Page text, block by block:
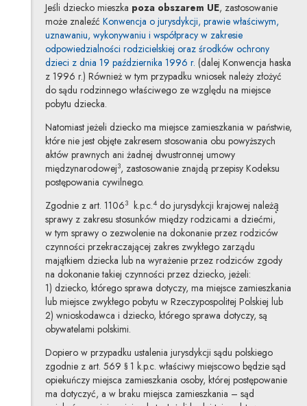
Jeśli dziecko mieszka poza obszarem UE, zastosowanie
może znaleźć Konwencja o jurysdykcji, prawie właściwym,
uznawaniu, wykonywaniu i współpracy w zakresie
odpowiedzialności rodzicielskiej oraz środków ochrony
dzieci z dnia 19 października 1996 r.Uwaga, link zostanie
(dalej Konwencja haska
z 1996 r.) Również w tym przypadku wniosek należy złożyć
do sądu rodzinnego właściwego ze względu na miejsce
pobytu dziecka.
Natomiast jeżeli dziecko ma miejsce zamieszkania w państwie,
które nie jest objęte zakresem stosowania obu powyższych
aktów prawnych ani żadnej dwustronnej umowy
międzynarodowej3, zastosowanie znajdą przepisy Kodeksu
postępowania cywilnego.
Zgodnie z art. 11063k.p.c.4do jurysdykcji krajowej należą̨
sprawy z zakresu stosunków między rodzicami a dziećmi,
w tym sprawy o zezwolenie na dokonanie przez rodziców
czynności przekraczającej zakres zwykłego zarządu
majątkiem dziecka lub na wyrażenie przez rodziców zgody
na dokonanie takiej czynności przez dziecko, jeżeli:
1) dziecko, którego sprawa dotyczy, ma miejsce zamieszkania
lub miejsce zwykłego pobytu w Rzeczypospolitej Polskiej lub
2) wnioskodawca i dziecko, którego sprawa dotyczy, są
obywatelami polskimi.
Dopiero w przypadku ustalenia jurysdykcji sądu polskiego
zgodnie z art. 569 § 1 k.p.c. właściwy miejscowo będzie sąd
opiekuńczy miejsca zamieszkania osoby, której postępowanie
ma dotyczyć, a w braku miejsca zamieszkania – sąd